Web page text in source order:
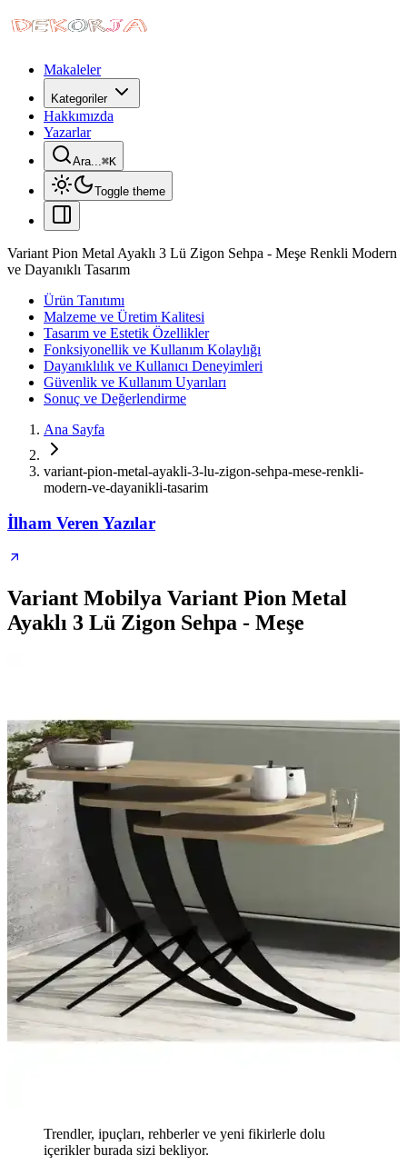
Makaleler
Kategoriler
Hakkımızda
Yazarlar
Ara...⌘K
Toggle theme
Variant Pion Metal Ayaklı 3 Lü Zigon Sehpa - Meşe Renkli Modern
ve Dayanıklı Tasarım
Ürün Tanıtımı
Malzeme ve Üretim Kalitesi
Tasarım ve Estetik Özellikler
Fonksiyonellik ve Kullanım Kolaylığı
Dayanıklılık ve Kullanıcı Deneyimleri
Güvenlik ve Kullanım Uyarıları
Sonuç ve Değerlendirme
Ana Sayfa
variant-pion-metal-ayakli-3-lu-zigon-sehpa-mese-renkli-
modern-ve-dayanikli-tasarim
İlham Veren Yazılar
Variant Mobilya Variant Pion Metal
Ayaklı 3 Lü Zigon Sehpa - Meşe
Trendler, ipuçları, rehberler ve yeni fikirlerle dolu
içerikler burada sizi bekliyor.